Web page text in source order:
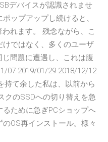
デバイスが認識されませ
ップアップし続けると、
れます。 残念ながら、こ
ではなく、多くのユーザ
問題に遭遇し、これは腹
07 2019/01/29 2018/12/12
持て余した私は、以前から
クのSSDへの切り替えを急
ために急ぎPCショップへ
OS再インストール。様々